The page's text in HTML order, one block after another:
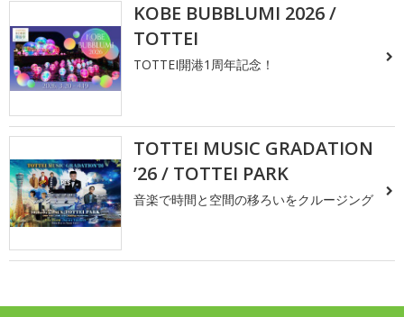
KOBE BUBBLUMI 2026 /
TOTTEI
TOTTEI開港1周年記念！
TOTTEI MUSIC GRADATION
’26 / TOTTEI PARK
音楽で時間と空間の移ろいをクルージング